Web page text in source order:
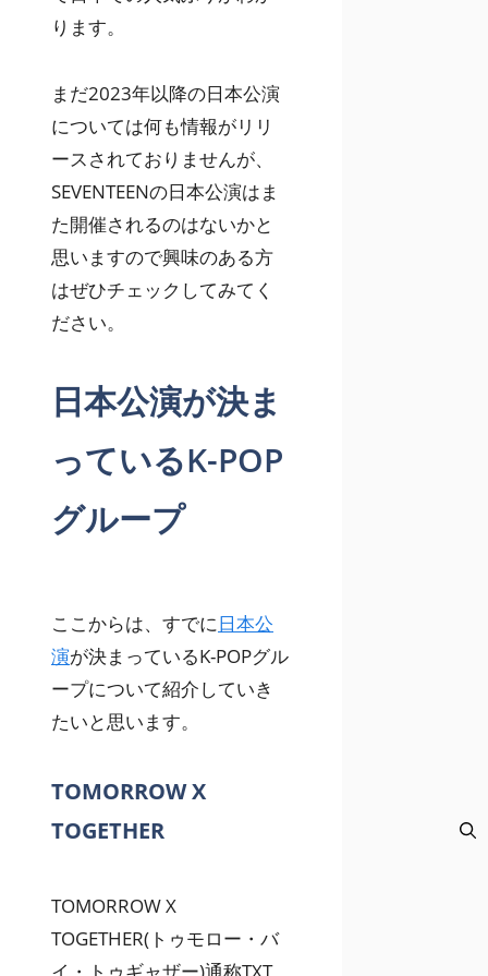
ります。
まだ2023年以降の日本公演
については何も情報がリリ
ースされておりませんが、
SEVENTEENの日本公演はま
た開催されるのはないかと
思いますので興味のある方
はぜひチェックしてみてく
ださい。
日本公演が決ま
っているK-POP
グループ
ここからは、すでに日本公
演が決まっているK-POPグル
ープについて紹介していき
たいと思います。
TOMORROW X
TOGETHER
TOMORROW X
TOGETHER(トゥモロー・バ
イ・トゥギャザー)通称TXT